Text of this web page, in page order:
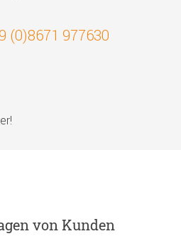
(0)8671 977630
von Kunden